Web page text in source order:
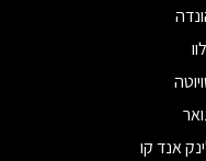
אנד קו